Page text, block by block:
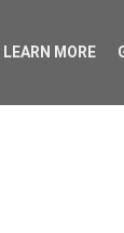
LEARN MORE